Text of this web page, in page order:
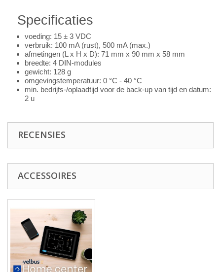
Specificaties
voeding: 15 ± 3 VDC
verbruik: 100 mA (rust), 500 mA (max.)
afmetingen (L x H x D): 71 mm x 90 mm x 58 mm
breedte: 4 DIN-modules
gewicht: 128 g
omgevingstemperatuur: 0 °C - 40 °C
min. bedrijfs-/oplaadtijd voor de back-up van tijd en datum:
2 u
RECENSIES
ACCESSOIRES